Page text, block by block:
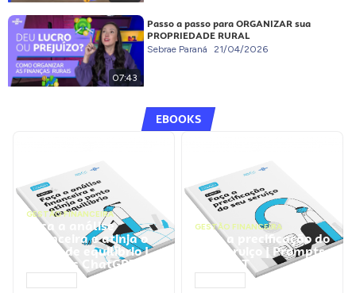
07:43
Passo a passo para ORGANIZAR sua
PROPRIEDADE RURAL
Sebrae Paraná 21/04/2026
EBOOKS
GESTÃO FINANCEIRA
Faça a análise
financeira e atinja o
ponto de equilíbrio |
Prompts ChatGPT
GESTÃO FINANCEIRA
Faça a precificação do
seu serviço | Prompts
ChatGPT